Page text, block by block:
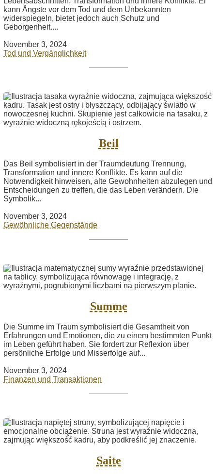
kann Ängste vor dem Tod und dem Unbekannten
widerspiegeln, bietet jedoch auch Schutz und
Geborgenheit....
November 3, 2024
Tod und Vergänglichkeit
Beil
Das Beil symbolisiert in der Traumdeutung Trennung,
Transformation und innere Konflikte. Es kann auf die
Notwendigkeit hinweisen, alte Gewohnheiten abzulegen und
Entscheidungen zu treffen, die das Leben verändern. Die
Symbolik...
November 3, 2024
Gewöhnliche Gegenstände
Summe
Die Summe im Traum symbolisiert die Gesamtheit von
Erfahrungen und Emotionen, die zu einem bestimmten Punkt
im Leben geführt haben. Sie fordert zur Reflexion über
persönliche Erfolge und Misserfolge auf...
November 3, 2024
Finanzen und Transaktionen
Saite